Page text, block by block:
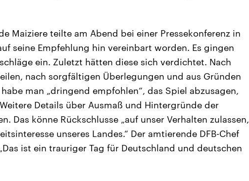
Maiziere teilte am Abend bei einer Pressekonferenz in
seine Empfehlung hin vereinbart worden. Es gingen
ein. Zuletzt hätten diese sich verdichtet. Nach
nach sorgfältigen Überlegungen und aus Gründen
man „dringend empfohlen“, das Spiel abzusagen,
Details über Ausmaß und Hintergründe der
Das könne Rückschlusse „auf unser Verhalten zulassen,
unseres Landes.“ Der amtierende DFB-Chef
ist ein trauriger Tag für Deutschland und deutschen